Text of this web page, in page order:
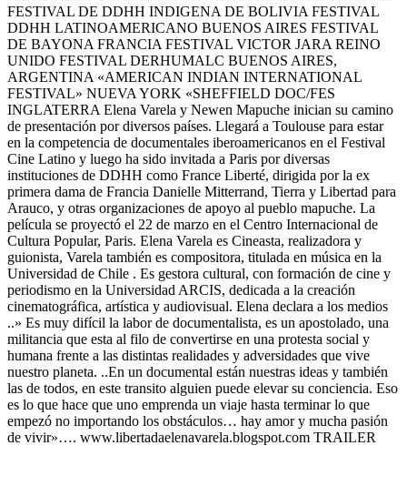
FESTIVAL DE DDHH INDIGENA DE BOLIVIA FESTIVAL
DDHH LATINOAMERICANO BUENOS AIRES FESTIVAL
DE BAYONA FRANCIA FESTIVAL VICTOR JARA REINO
UNIDO FESTIVAL DERHUMALC BUENOS AIRES,
ARGENTINA «AMERICAN INDIAN INTERNATIONAL
FESTIVAL» NUEVA YORK «SHEFFIELD DOC/FES
INGLATERRA Elena Varela y Newen Mapuche inician su camino
de presentación por diversos países. Llegará a Toulouse para estar
en la competencia de documentales iberoamericanos en el Festival
Cine Latino y luego ha sido invitada a Paris por diversas
instituciones de DDHH como France Liberté, dirigida por la ex
primera dama de Francia Danielle Mitterrand, Tierra y Libertad para
Arauco, y otras organizaciones de apoyo al pueblo mapuche. La
película se proyectó el 22 de marzo en el Centro Internacional de
Cultura Popular, Paris. Elena Varela es Cineasta, realizadora y
guionista, Varela también es compositora, titulada en música en la
Universidad de Chile . Es gestora cultural, con formación de cine y
periodismo en la Universidad ARCIS, dedicada a la creación
cinematográfica, artística y audiovisual. Elena declara a los medios
..» Es muy difícil la labor de documentalista, es un apostolado, una
militancia que esta al filo de convertirse en una protesta social y
humana frente a las distintas realidades y adversidades que vive
nuestro planeta. ..En un documental están nuestras ideas y también
las de todos, en este transito alguien puede elevar su conciencia. Eso
es lo que hace que uno emprenda un viaje hasta terminar lo que
empezó no importando los obstáculos… hay amor y mucha pasión
de vivir»…. www.libertadaelenavarela.blogspot.com TRAILER